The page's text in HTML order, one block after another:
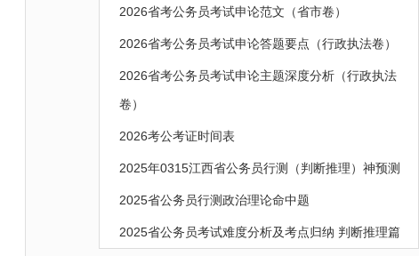
2026省考公务员考试申论范文（省市卷）
2026省考公务员考试申论答题要点（行政执法卷）
2026省考公务员考试申论主题深度分析（行政执法
卷）
2026考公考证时间表
2025年0315江西省公务员行测（判断推理）神预测
2025省公务员行测政治理论命中题
2025省公务员考试难度分析及考点归纳 判断推理篇